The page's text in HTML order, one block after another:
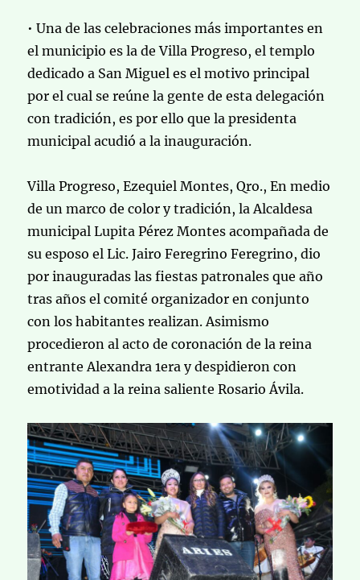
• Una de las celebraciones más importantes en
el municipio es la de Villa Progreso, el templo
dedicado a San Miguel es el motivo principal
por el cual se reúne la gente de esta delegación
con tradición, es por ello que la presidenta
municipal acudió a la inauguración.
Villa Progreso, Ezequiel Montes, Qro., En medio
de un marco de color y tradición, la Alcaldesa
municipal Lupita Pérez Montes acompañada de
su esposo el Lic. Jairo Feregrino Feregrino, dio
por inauguradas las fiestas patronales que año
tras años el comité organizador en conjunto
con los habitantes realizan. Asimismo
procedieron al acto de coronación de la reina
entrante Alexandra 1era y despidieron con
emotividad a la reina saliente Rosario Ávila.